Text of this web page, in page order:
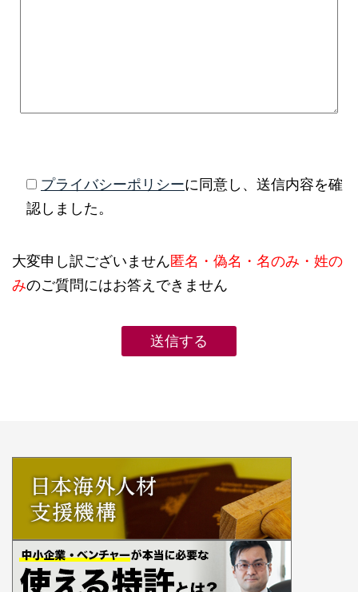
プライバシーポリシーに同意し、送信内容を確
認しました。
大変申し訳ございません匿名・偽名・名のみ・姓の
みのご質問にはお答えできません